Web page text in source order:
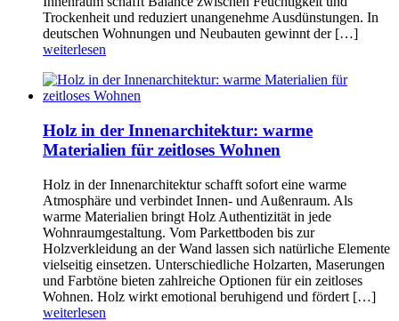
Trockenheit und reduziert unangenehme Ausdünstungen. In
deutschen Wohnungen und Neubauten gewinnt der […]
weiterlesen
Holz in der Innenarchitektur: warme
Materialien für zeitloses Wohnen
Holz in der Innenarchitektur schafft sofort eine warme
Atmosphäre und verbindet Innen- und Außenraum. Als
warme Materialien bringt Holz Authentizität in jede
Wohnraumgestaltung. Vom Parkettboden bis zur
Holzverkleidung an der Wand lassen sich natürliche Elemente
vielseitig einsetzen. Unterschiedliche Holzarten, Maserungen
und Farbtöne bieten zahlreiche Optionen für ein zeitloses
Wohnen. Holz wirkt emotional beruhigend und fördert […]
weiterlesen